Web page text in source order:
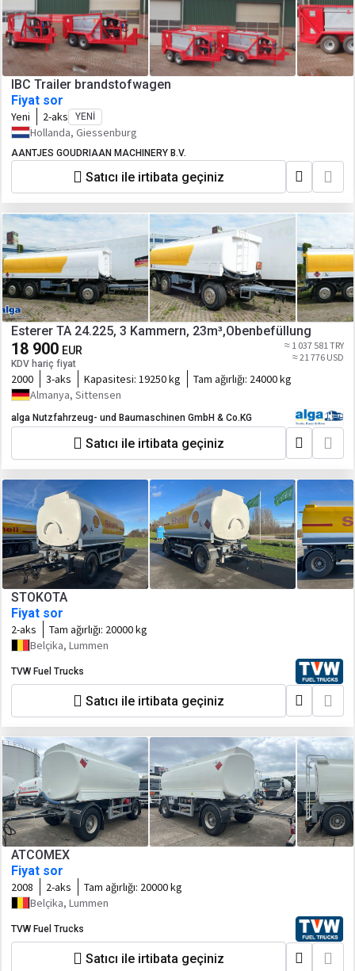
IBC Trailer brandstofwagen
Fiyat sor
Yeni 2-aks YENI
Hollanda, Giessenburg
AANTJES GOUDRIAAN MACHINERY B.V.
Satıcı ile irtibata geçiniz
Esterer TA 24.225, 3 Kammern, 23m³,Obenbefüllung
18 900 EUR
KDV hariç fiyat
≈ 1 037 581 TRY
≈ 21 776 USD
2000 3-aks Kapasitesi: 19250 kg Tam ağırlığı: 24000 kg
Almanya, Sittensen
alga Nutzfahrzeug- und Baumaschinen GmbH & Co.KG
Satıcı ile irtibata geçiniz
STOKOTA
Fiyat sor
2-aks Tam ağırlığı: 20000 kg
Belçika, Lummen
TVW Fuel Trucks
Satıcı ile irtibata geçiniz
ATCOMEX
Fiyat sor
2008 2-aks Tam ağırlığı: 20000 kg
Belçika, Lummen
TVW Fuel Trucks
Satıcı ile irtibata geçiniz